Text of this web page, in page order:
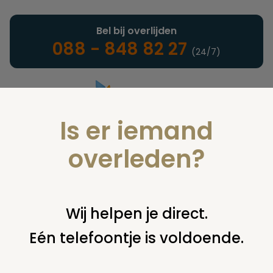
Landelijke uitvaartonderneming
Bel bij overlijden
088 - 848 82 27 (24/7)
U bent hier: home juridisch begraven grafsteen /
meer onderhoudskosten 2 (vervolg vraag 1715)
Is er iemand
overleden?
Wij helpen je direct.
Eén telefoontje is voldoende.